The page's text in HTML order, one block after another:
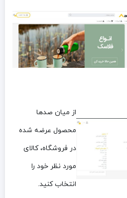
از میان صدها
محصول عرضه شده
در فروشگاه، کالای
مورد نظر خود را
انتخاب کنید.